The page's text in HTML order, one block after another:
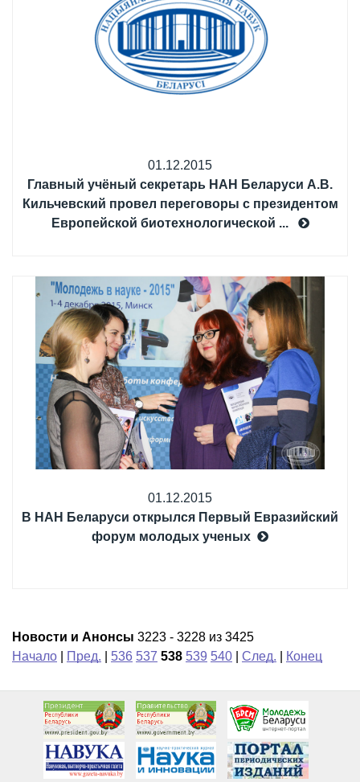
01.12.2015
Главный учёный секретарь НАН Беларуси А.В.
Кильчевский провел переговоры с президентом
Европейской биотехнологической ...
01.12.2015
В НАН Беларуси открылся Первый Евразийский
форум молодых ученых
Новости и Анонсы 3223 - 3228 из 3425
Начало
Пред. 536 537 538 539 540 След. Конец